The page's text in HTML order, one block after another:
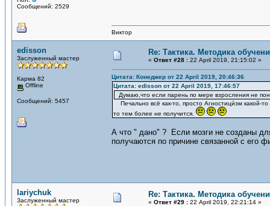
Сообщений: 2529
Виктор
edisson
Заслуженный мастер
Карма 82
Offline
Сообщений: 5457
Re: Тактика. Методика
« Ответ #28 : 22 April 2019, 21:15:02 »
Цитата: Конеджер от 22 April 2019, 20:46:36
Цитата: edisson от 22 April 2019, 17:46:57
Думаю,что если парень по мере взросления не
Печально всё как-то, просто Агностици́зм какой-
то тем более не получится.
А что " дано" ? Если мозги не созданы
получаются по причине связанной с его
lariychuk
Заслуженный мастер
Re: Тактика. Методика
« Ответ #29 : 22 April 2019, 22:21:14 »